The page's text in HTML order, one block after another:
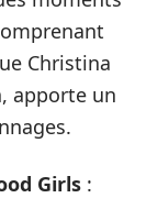
Christina
apporte un
Girls :